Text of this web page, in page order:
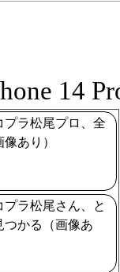
14
プラ松尾プロ、全
あり）
プラ松尾さん、と
つかる（画像あ